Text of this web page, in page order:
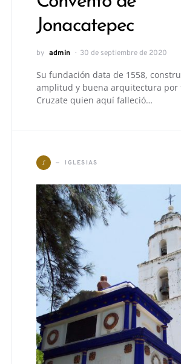
Jonacatepec
by admin 30 de septiembre de 2020
Su fundación data de 1558,
amplitud y buena arquitectura por
Cruzate quien aquí falleció…
I IGLESIAS